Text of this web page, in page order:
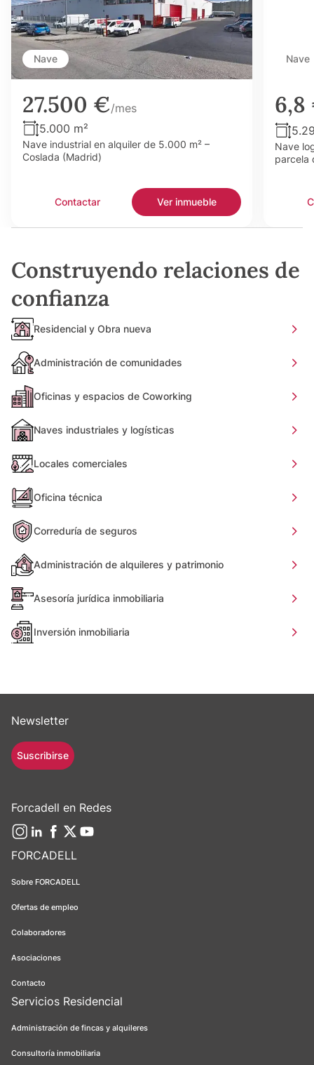
Nave
27.500 €/mes
5.000 m²
Nave industrial en alquiler de 5.000 m² –
Coslada (Madrid)
Contactar Ver inmueble
Nave
Nave
parcela
Construyendo relaciones de
confianza
Residencial y Obra nueva
Administración de comunidades
Oficinas y espacios de Coworking
Naves industriales y logísticas
Locales comerciales
Oficina técnica
Correduría de seguros
Administración de alquileres y patrimonio
Asesoría jurídica inmobiliaria
Inversión inmobiliaria
FORCADELL
Sobre FORCADELL
Ofertas de empleo
Colaboradores
Asociaciones
Contacto
Servicios Residencial
Administración de fincas y alquileres
Consultoría inmobiliaria
Newsletter
Suscribirse
Forcadell en Redes